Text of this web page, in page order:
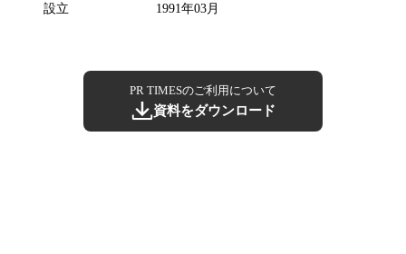
設立
1991年03月
PR TIMESのご利用について
資料をダウンロード